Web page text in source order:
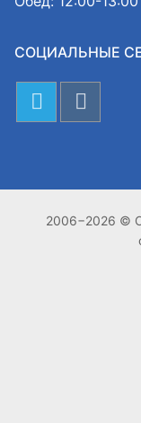
СОЦИАЛЬНЫЕ
2006−2026 ©